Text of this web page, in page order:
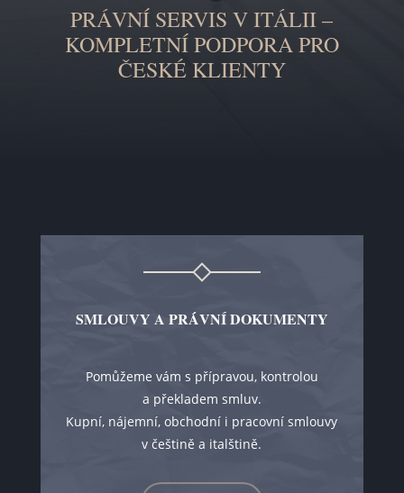
PRÁVNÍ SERVIS V ITÁLII –
KOMPLETNÍ PODPORA PRO
ČESKÉ KLIENTY
SMLOUVY A PRÁVNÍ DOKUMENTY
Pomůžeme vám s přípravou, kontrolou
a překladem smluv.
Kupní, nájemní, obchodní i pracovní smlouvy
v češtině a italštině.